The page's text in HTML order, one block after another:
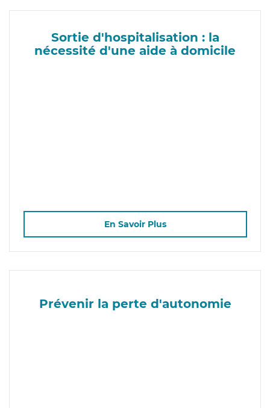
Sortie d'hospitalisation : la
nécessité d'une aide à domicile
En Savoir Plus
Prévenir la perte d'autonomie